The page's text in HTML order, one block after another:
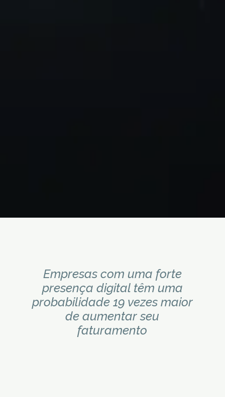
Empresas com uma forte
presença digital têm uma
probabilidade 19 vezes maior
de aumentar seu
faturamento